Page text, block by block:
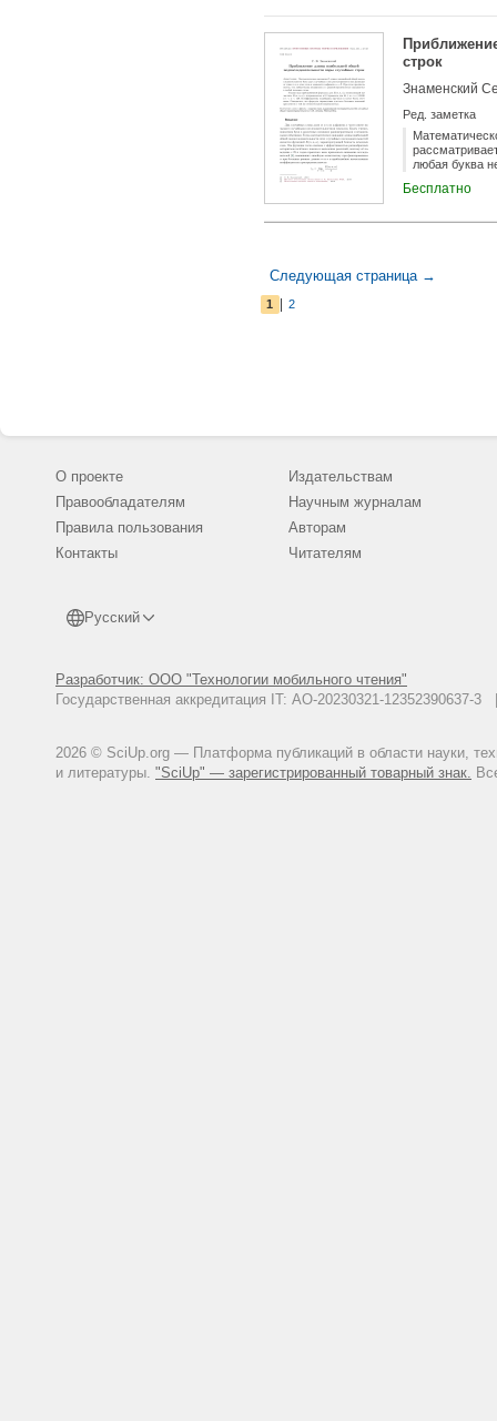
0.16 языка
строк
Знаменский
Ред. заметка
любая буква
64 6 + 6 65536
Бесплатно
Следующая страница →
1 2
О проекте
Правообладателям
Правила пользования
Контакты
Русский
Разработчик: ООО "Технологии мобильного чтения"
Государственная аккредитация IT: АО-20230321-
2026 © SciUp.org — Платформа публикаций в области науки,
и литературы. "SciUp" — зарегистрированный товарный знак.
Издательствам
Научным журналам
Авторам
Читателям